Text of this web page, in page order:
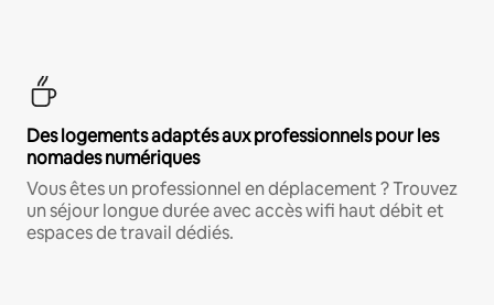
Des logements adaptés aux professionnels pour les
nomades numériques
Vous êtes un professionnel en déplacement ? Trouvez
un séjour longue durée avec accès wifi haut débit et
espaces de travail dédiés.